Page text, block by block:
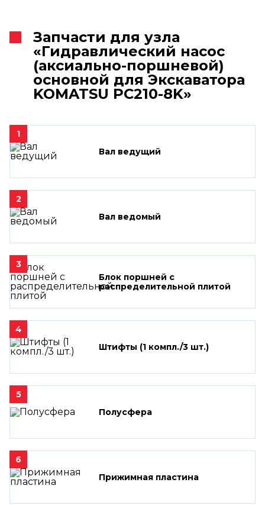
Запчасти для узла
«Гидравлический насос
(аксиально-поршневой)
основной для Экскаватора
KOMATSU PC210-8K»
1
Вал ведущий
2
Вал ведомый
3
Блок поршней c
распределительной плитой
4
Штифты (1 компл./3 шт.)
5
Полусфера
6
Прижимная пластина